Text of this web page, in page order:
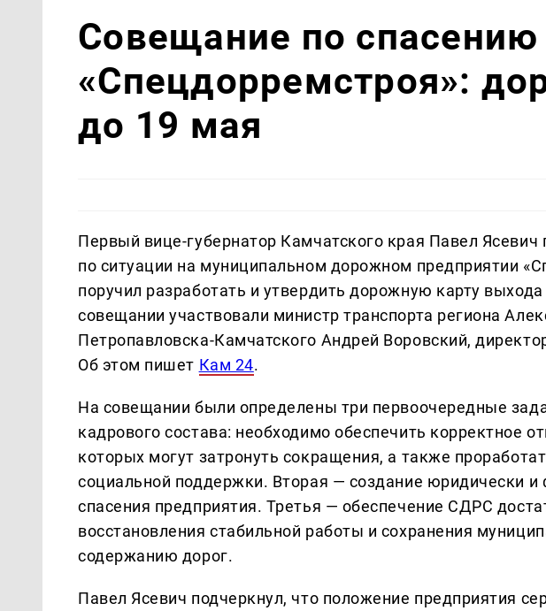
Совещание по спасению
«Спецдорремстроя»:
до 19 мая
Первый вице-губернатор Камчатского края Павел Ясевич
по ситуации на муниципальном дорожном предприятии
поручил разработать и утвердить дорожную карту
совещании участвовали министр транспорта региона
Петропавловска-Камчатского Андрей Воровский,
Об этом пишет Кам 24.
На совещании были определены три первоочередные
кадрового состава: необходимо обеспечить корректное
которых могут затронуть сокращения, а также
социальной поддержки. Вторая — создание юридически и
спасения предприятия. Третья — обеспечение СДРС
восстановления стабильной работы и сохранения
содержанию дорог.
Павел Ясевич подчеркнул, что положение предприятия